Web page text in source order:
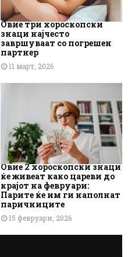
Овие три хороскопски
знаци најчесто
завршуваат со погрешен
партнер
11 март, 2026
Овие 2 хороскопски знаци
ќе живеат како цареви до
крајот на февруари:
Парите ќе им ги наполнат
паричниците
15 февруари, 2026